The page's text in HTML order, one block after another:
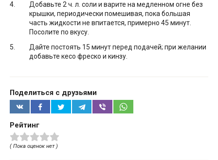
Добавьте 2 ч. л. соли и варите на медленном огне без
крышки, периодически помешивая, пока большая
часть жидкости не впитается, примерно 45 минут.
Посолите по вкусу.
Дайте постоять 15 минут перед подачей; при желании
добавьте кесо фреско и кинзу.
Поделиться с друзьями
Рейтинг
( Пока оценок нет )